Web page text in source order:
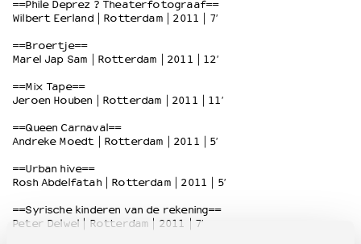
OVER LANTARENVENSTER
Wat we doen
Werken bij
Wie is wie
Word vriend
Partners
Privacyverklaring
==Phile Deprez ? Theaterfotograaf==
Wilbert Eerland | Rotterdam | 2011 | 7′
==Broertje==
Marel Jap Sam | Rotterdam | 2011 | 12′
==Mix Tape==
Jeroen Houben | Rotterdam | 2011 | 11′
==Queen Carnaval==
Andreke Moedt | Rotterdam | 2011 | 5′
==Urban hive==
Rosh Abdelfatah | Rotterdam | 2011 | 5′
==Syrische kinderen van de rekening==
Peter Delwel | Rotterdam | 2011 | 7′